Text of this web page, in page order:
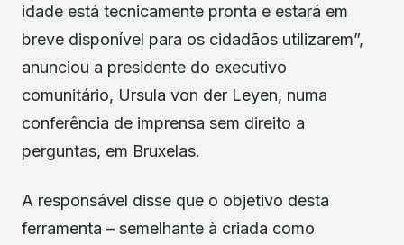
idade está tecnicamente pronta e estará em
breve disponível para os cidadãos utilizarem”,
anunciou a presidente do executivo
comunitário, Ursula von der Leyen, numa
conferência de imprensa sem direito a
perguntas, em Bruxelas.
A responsável disse que o objetivo desta
ferramenta – semelhante à criada como